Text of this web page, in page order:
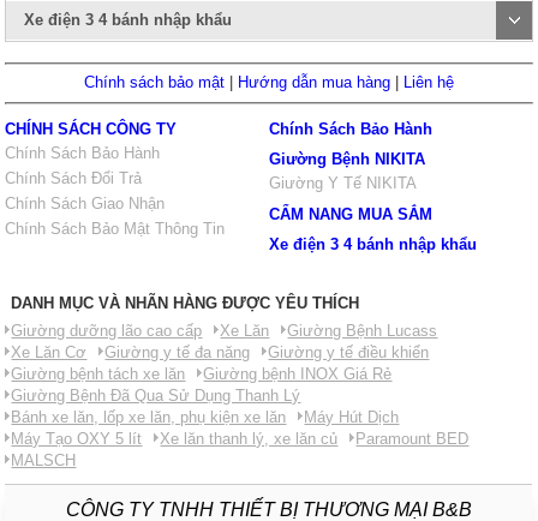
Xe điện 3 4 bánh nhập khẩu
Chính sách bảo mật Hướng dẫn mua hàng Liên hệ
CHÍNH SÁCH CÔNG TY
Chính Sách Bảo Hành
Chính Sách Đổi Trả
Chính Sách Giao Nhận
Chính Sách Bảo Mật Thông Tin
Chính Sách Bảo Hành
Giường Bệnh NIKITA
Giường Y Tế NIKITA
CẨM NANG MUA SẮM
Xe điện 3 4 bánh nhập khẩu
DANH MỤC VÀ NHÃN HÀNG ĐƯỢC YÊU THÍCH
Giường dưỡng lão cao cấp
Xe Lăn
Giường Bệnh Lucass
Xe Lăn Cơ
Giường y tế đa năng
Giường y tế điều khiển
Giường bệnh tách xe lăn
Giường bệnh INOX Giá Rẻ
Giường Bệnh Đã Qua Sử Dụng Thanh Lý
Bánh xe lăn, lốp xe lăn, phụ kiện xe lăn
Máy Hút Dịch
Máy Tạo OXY 5 lít
Xe lăn thanh lý, xe lăn củ
Paramount BED
MALSCH
CÔNG TY TNHH THIẾT BỊ THƯƠNG MẠI B&B